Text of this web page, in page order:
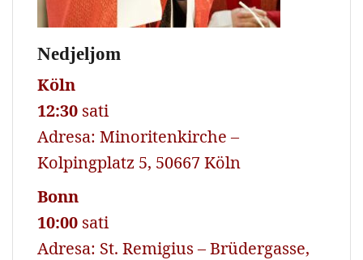
Nedjeljom
Köln
12:30 sati
Adresa: Minoritenkirche –
Kolpingplatz 5, 50667 Köln
Bonn
10:00 sati
Adresa: St. Remigius – Brüdergasse,